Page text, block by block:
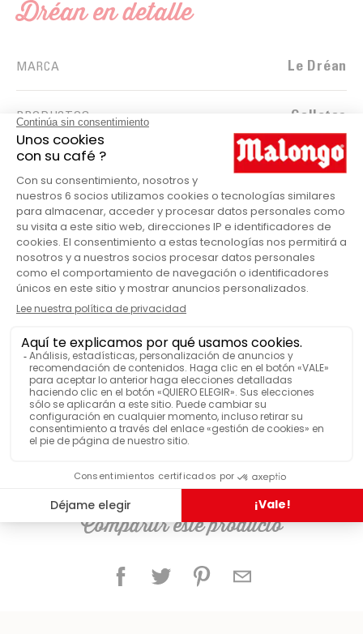
Dréan en detalle
MARCA Le Dréan
PRODUCTOS Galletas
SABORES Poca mantequilla
LO HAN PROBADO Y LES HA
GUSTADO
Galletas de mantequilla Le Dréan
Compartir este producto